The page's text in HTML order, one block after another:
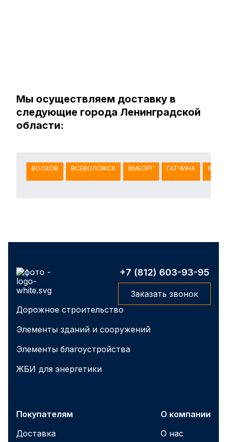
Мы осуществляем доставку в
следующие города Ленинградской
области:
ВОЛХОВ ВСЕВОЛОЖСК ВЫБОРГ ГАТЧИНА
+7 (812) 603-93-95
Заказать звонок
Дорожное строительство
Элементы зданий и сооружений
Элементы благоустройства
ЖБИ для энергетики
Покупателям
Доставка
О компании
О нас